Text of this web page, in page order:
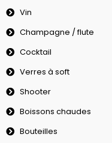
Vin
Champagne / flute
Cocktail
Verres à soft
Shooter
Boissons chaudes
Bouteilles